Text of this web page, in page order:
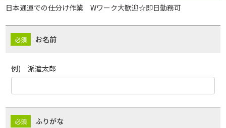
日本通運での仕分け作業 Wワーク大歓迎☆即日勤務可
お名前
例) 派遣太郎
ふりがな